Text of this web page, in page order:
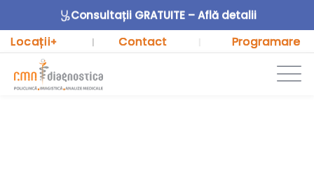
Consultații GRATUITE – Află detalii
Locații+ | Contact Programare